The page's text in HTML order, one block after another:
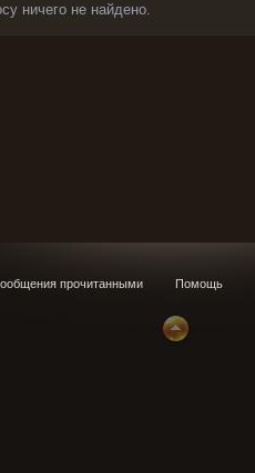
ничего не найдено.
прочитанными Помощь